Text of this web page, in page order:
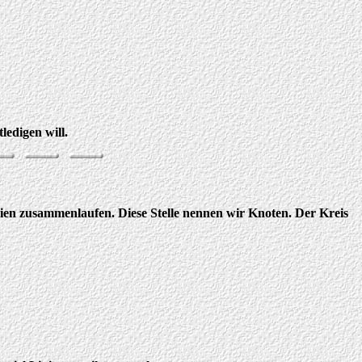
will.
zusammenlaufen. Diese Stelle nennen wir Knoten. Der Kreis